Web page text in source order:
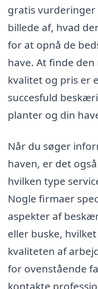
gratis vurderinger
billede af, hvad
for at opnå de
have. At finde
kvalitet og pris er
succesfuld
planter og din
Når du søger
haven, er det
hvilken type
Nogle firmaer
aspekter af
eller buske,
kvaliteten af
for ovenstående
kontakte